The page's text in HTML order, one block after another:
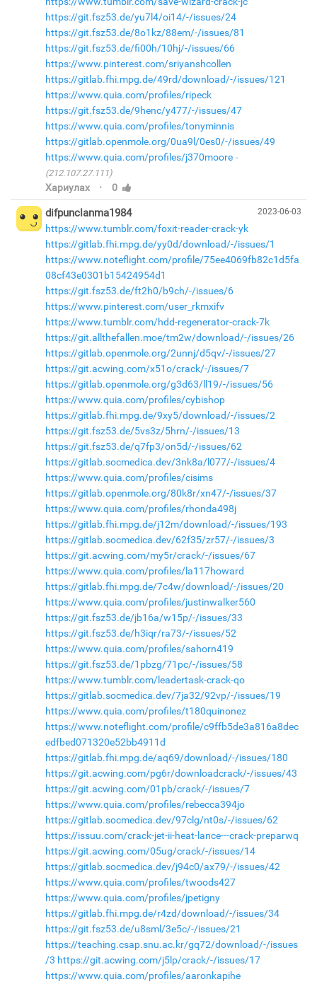
https://git.fsz53.de/yu7l4/oi14/-/issues/24
https://git.fsz53.de/8o1kz/88em/-/issues/81
https://git.fsz53.de/fi00h/10hj/-/issues/66
https://www.pinterest.com/sriyanshcollen
https://gitlab.fhi.mpg.de/49rd/download/-/issues/121
https://www.quia.com/profiles/ripeck
https://git.fsz53.de/9henc/y477/-/issues/47
https://www.quia.com/profiles/tonyminnis
https://gitlab.openmole.org/0ua9l/0es0/-/issues/49
https://www.quia.com/profiles/j370moore
(212.107.27.111)
Хариулах · 0
2023-06-03
difpunclanma1984
https://www.tumblr.com/foxit-reader-crack-yk
https://gitlab.fhi.mpg.de/yy0d/download/-/issues/1
https://www.noteflight.com/profile/75ee4069fb82c1d5fa
08cf43e0301b15424954d1
https://git.fsz53.de/ft2h0/b9ch/-/issues/6
https://www.pinterest.com/user_rkmxifv
https://www.tumblr.com/hdd-regenerator-crack-7k
https://git.allthefallen.moe/tm2w/download/-/issues/26
https://gitlab.openmole.org/2unnj/d5qv/-/issues/27
https://git.acwing.com/x51o/crack/-/issues/7
https://gitlab.openmole.org/g3d63/ll19/-/issues/56
https://www.quia.com/profiles/cybishop
https://gitlab.fhi.mpg.de/9xy5/download/-/issues/2
https://git.fsz53.de/5vs3z/5hrn/-/issues/13
https://git.fsz53.de/q7fp3/on5d/-/issues/62
https://gitlab.socmedica.dev/3nk8a/l077/-/issues/4
https://www.quia.com/profiles/cisims
https://gitlab.openmole.org/80k8r/xn47/-/issues/37
https://www.quia.com/profiles/rhonda498j
https://gitlab.fhi.mpg.de/j12m/download/-/issues/193
https://gitlab.socmedica.dev/62f35/zr57/-/issues/3
https://git.acwing.com/my5r/crack/-/issues/67
https://www.quia.com/profiles/la117howard
https://gitlab.fhi.mpg.de/7c4w/download/-/issues/20
https://www.quia.com/profiles/justinwalker560
https://git.fsz53.de/jb16a/w15p/-/issues/33
https://git.fsz53.de/h3iqr/ra73/-/issues/52
https://www.quia.com/profiles/sahorn419
https://git.fsz53.de/1pbzg/71pc/-/issues/58
https://www.tumblr.com/leadertask-crack-qo
https://gitlab.socmedica.dev/7ja32/92vp/-/issues/19
https://www.quia.com/profiles/t180quinonez
https://www.noteflight.com/profile/c9ffb5de3a816a8dec
edfbed071320e52bb4911d
https://gitlab.fhi.mpg.de/aq69/download/-/issues/180
https://git.acwing.com/pg6r/downloadcrack/-/issues/43
https://git.acwing.com/01pb/crack/-/issues/7
https://www.quia.com/profiles/rebecca394jo
https://gitlab.socmedica.dev/97clg/nt0s/-/issues/62
https://issuu.com/crack-jet-ii-heat-lance---crack-preparwq
https://git.acwing.com/05ug/crack/-/issues/14
https://gitlab.socmedica.dev/j94c0/ax79/-/issues/42
https://www.quia.com/profiles/twoods427
https://www.quia.com/profiles/jpetigny
https://gitlab.fhi.mpg.de/r4zd/download/-/issues/34
https://git.fsz53.de/u8sml/3e5c/-/issues/21
https://teaching.csap.snu.ac.kr/gq72/download/-/issues
/3 https://git.acwing.com/j5lp/crack/-/issues/17
https://www.quia.com/profiles/aaronkapihe